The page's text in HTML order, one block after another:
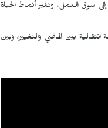
سوق العمل، وتغير أنماط الحياة
بين الماضي والتغيير، وبين